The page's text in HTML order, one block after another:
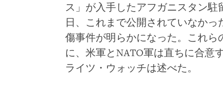
ス」が入手したアフガニスタン駐
日、これまで公開されていなか
傷事件が明らかになった。これら
に、米軍とNATO軍は直ちに合意
ライツ・ウォッチは述べた。